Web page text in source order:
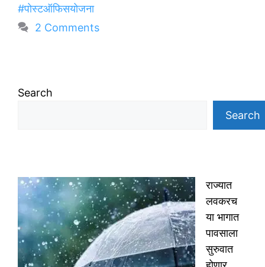
#पोस्टऑफिसयोजना
2 Comments
Search
Search
राज्यात
लवकरच
या भागात
पावसाला
सुरुवात